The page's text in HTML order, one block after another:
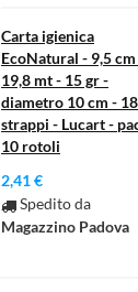
Carta igienica
EcoNatural - 9,5 cm
19,8 mt - 15 gr -
diametro 10 cm -
strappi - Lucart -
10 rotoli
2,41 €
Spedito da
Magazzino Padova